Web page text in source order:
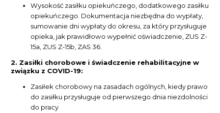
Wysokość zasiłku opiekuńczego, dodatkowego zasiłku
opiekuńczego. Dokumentacja niezbędna do wypłaty,
sumowanie dni wypłaty do okresu, za który przysługuje
opieka, jak prawidłowo wypełnić oświadczenie, ZUS Z-
15a, ZUS Z-15b, ZAS 36.
2. Zasiłki chorobowe i świadczenie rehabilitacyjne w
związku z COVID-19:
Zasiłek chorobowy na zasadach ogólnych, kiedy prawo
do zasiłku przysługuje od pierwszego dnia niezdolności
do pracy